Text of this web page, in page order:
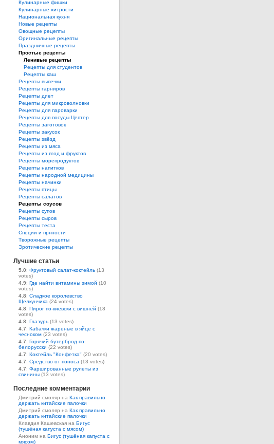
Кулинарные фишки
Кулинарные хитрости
Национальная кухня
Новые рецепты
Овощные рецепты
Оригинальные рецепты
Праздничные рецепты
Простые рецепты
Ленивые рецепты
Рецепты для студентов
Рецепты каш
Рецепты выпечки
Рецепты гарниров
Рецепты диет
Рецепты для микроволновки
Рецепты для пароварки
Рецепты для посуды Цептер
Рецепты заготовок
Рецепты закусок
Рецепты звёзд
Рецепты из мяса
Рецепты из ягод и фруктов
Рецепты морепродуктов
Рецепты напитков
Рецепты народной медицины
Рецепты начинки
Рецепты птицы
Рецепты салатов
Рецепты соусов
Рецепты супов
Рецепты сыров
Рецепты теста
Специи и пряности
Творожные рецепты
Эротические рецепты
Лучшие статьи
5.0: Фруктовый салат-коктейль (13
votes)
4.9: Где найти витамины зимой (10
votes)
4.8: Сладкое королевство
Щелкунчика (24 votes)
4.8: Пирог по-киевски с вишней (18
votes)
4.8: Глазурь (13 votes)
4.7: Кабачки жареные в яйце с
чесноком (23 votes)
4.7: Горячий бутерброд по-
белорусски (22 votes)
4.7: Коктейль "Конфетка" (20 votes)
4.7: Средство от поноса (13 votes)
4.7: Фаршированные рулеты из
свинины (13 votes)
Последние комментарии
Дмитрий смоляр на Как правильно
держать китайские палочки
Дмитрий смоляр на Как правильно
держать китайские палочки
Клавдия Кашевская на Бигус
(тушёная капуста с мясом)
Аноним на Бигус (тушёная капуста с
мясом)